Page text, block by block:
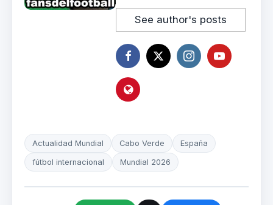
See author's posts
Actualidad Mundial Cabo Verde España
fútbol internacional Mundial 2026